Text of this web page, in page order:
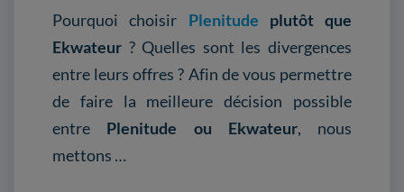
Pourquoi choisir Plenitude plutôt que
Ekwateur ? Quelles sont les divergences
entre leurs offres ? Afin de vous permettre
de faire la meilleure décision possible
entre Plenitude ou Ekwateur, nous
mettons …